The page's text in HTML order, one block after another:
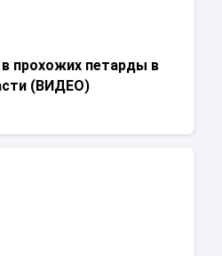
прохожих петарды в
(ВИДЕО)